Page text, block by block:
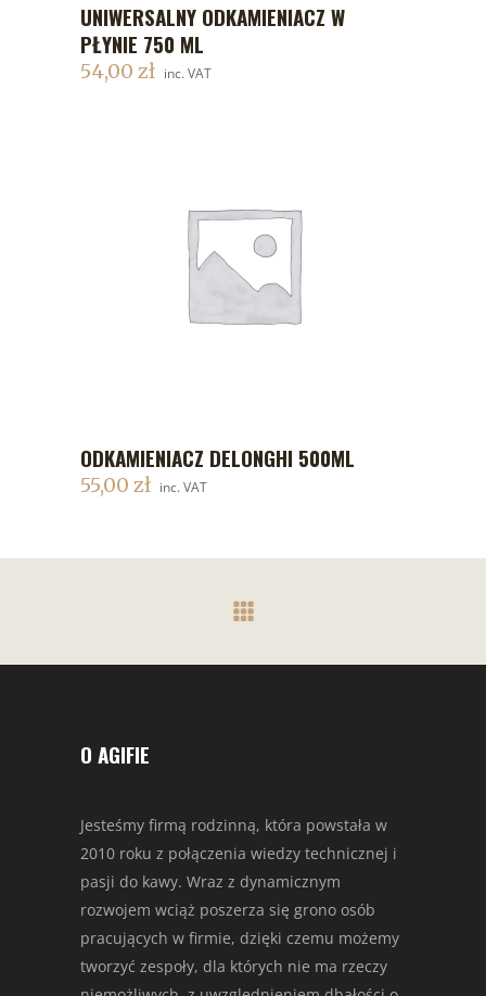
DODAJ DO KOSZYKA
UNIWERSALNY ODKAMIENIACZ W
PŁYNIE 750 ML
54,00 zł inc. VAT
DODAJ DO KOSZYKA
ODKAMIENIACZ DELONGHI 500ML
55,00 zł inc. VAT
O AGIFIE
Jesteśmy firmą rodzinną, która powstała w
2010 roku z połączenia wiedzy technicznej i
pasji do kawy. Wraz z dynamicznym
rozwojem wciąż poszerza się grono osób
pracujących w firmie, dzięki czemu możemy
tworzyć zespoły, dla których nie ma rzeczy